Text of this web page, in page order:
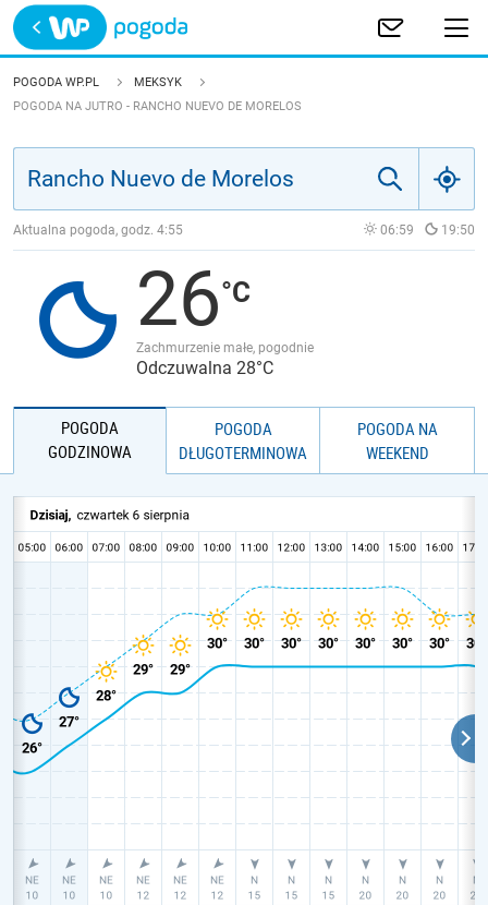
Trwa ładowanie
POLSKA
JAKOŚĆ POWIETRZA
POGODA WP.PL
MEKSYK
POGODA NA JUTRO - RANCHO NUEVO DE MORELOS
Aktualna pogoda, godz. 4:55 06:59 19:50
26
Zachmurzenie małe, pogodnie
Odczuwalna 28°C
POGODA
GODZINOWA
POGODA
DŁUGOTERMINOWA
POGODA NA
WEEKEND